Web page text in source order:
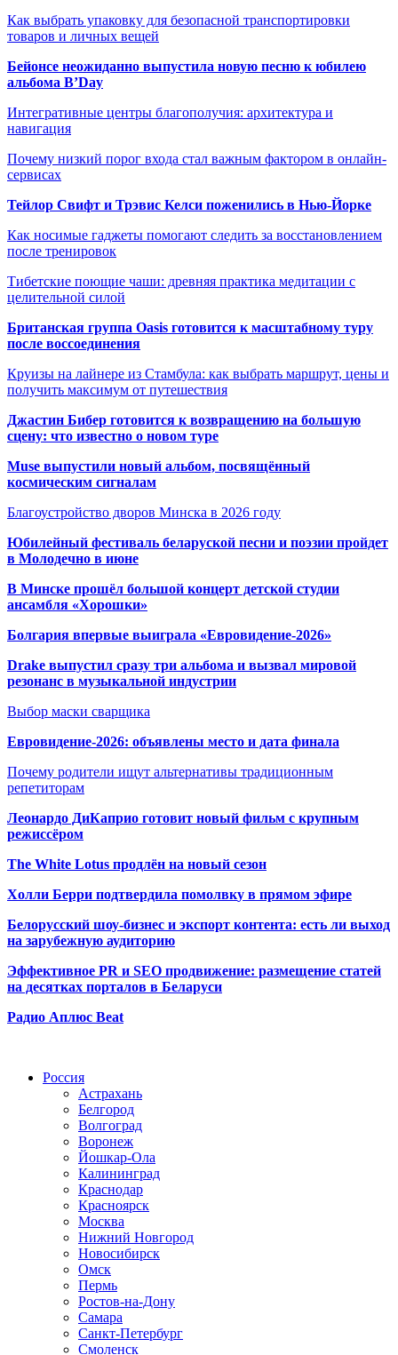
Как выбрать упаковку для безопасной транспортировки
товаров и личных вещей
Бейонсе неожиданно выпустила новую песню к юбилею
альбома B’Day
Интегративные центры благополучия: архитектура и
навигация
Почему низкий порог входа стал важным фактором в онлайн-
сервисах
Тейлор Свифт и Трэвис Келси поженились в Нью-Йорке
Как носимые гаджеты помогают следить за восстановлением
после тренировок
Тибетские поющие чаши: древняя практика медитации с
целительной силой
Британская группа Oasis готовится к масштабному туру
после воссоединения
Круизы на лайнере из Стамбула: как выбрать маршрут, цены и
получить максимум от путешествия
Джастин Бибер готовится к возвращению на большую
сцену: что известно о новом туре
Muse выпустили новый альбом, посвящённый
космическим сигналам
Благоустройство дворов Минска в 2026 году
Юбилейный фестиваль беларуской песни и поэзии пройдет
в Молодечно в июне
В Минске прошёл большой концерт детской студии
ансамбля «Хорошки»
Болгария впервые выиграла «Евровидение-2026»
Drake выпустил сразу три альбома и вызвал мировой
резонанс в музыкальной индустрии
Выбор маски сварщика
Евровидение-2026: объявлены место и дата финала
Почему родители ищут альтернативы традиционным
репетиторам
Леонардо ДиКаприо готовит новый фильм с крупным
режиссёром
The White Lotus продлён на новый сезон
Холли Берри подтвердила помолвку в прямом эфире
Белорусский шоу-бизнес и экспорт контента: есть ли выход
на зарубежную аудиторию
Эффективное PR и SEO продвижение: размещение статей
на десятках порталов в Беларуси
Радио Аплюс Beat
Россия
Астрахань
Белгород
Волгоград
Воронеж
Йошкар-Ола
Калининград
Краснодар
Красноярск
Москва
Нижний Новгород
Новосибирск
Омск
Пермь
Ростов-на-Дону
Самара
Санкт-Петербург
Смоленск